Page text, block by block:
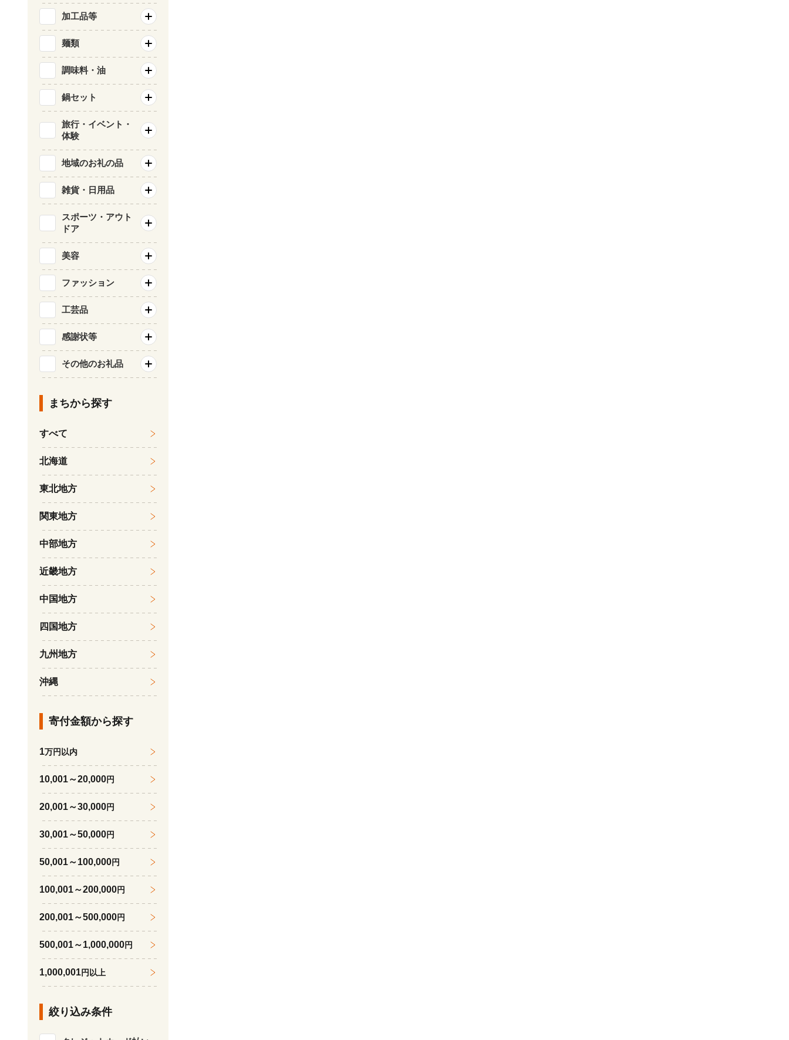
加工品等
麺類
調味料・油
鍋セット
旅行・イベント・
体験
地域のお礼の品
雑貨・日用品
スポーツ・アウト
ドア
美容
ファッション
工芸品
感謝状等
その他のお礼品
まちから探す
すべて
北海道
東北地方
関東地方
中部地方
近畿地方
中国地方
四国地方
九州地方
沖縄
寄付金額から探す
1万円以内
10,001～20,000円
20,001～30,000円
30,001～50,000円
50,001～100,000円
100,001～200,000円
200,001～500,000円
500,001～1,000,000円
1,000,001円以上
絞り込み条件